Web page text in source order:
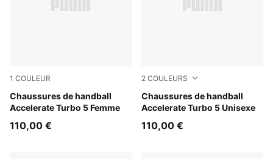
1 COULEUR
Chaussures de handball
Accelerate Turbo 5 Femme
PUMA White-Royal Sapphire-Light Lavender
110,00 €
2 COULEURS
Chaussures de handball
Accelerate Turbo 5 Unisexe
Aqua Glow-PUMA Black-
110,00 €